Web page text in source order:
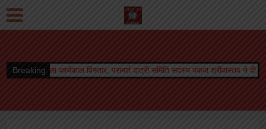
Breaking
विस्तार, परामर्श दात्री समिति सदस्य पंकज श्रीवास्तव ने दी शुभकामनायें विश्वनाथ